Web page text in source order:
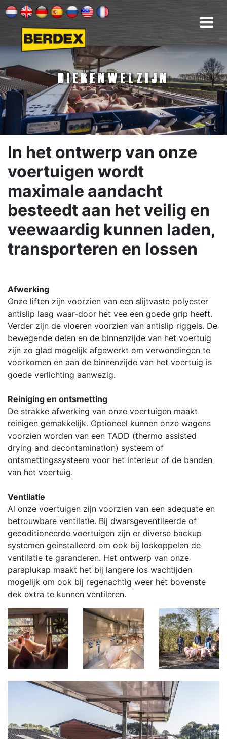
Dierenwelzijn
In het ontwerp van onze
voertuigen wordt
maximale aandacht
besteedt aan het veilig en
veewaardig kunnen laden,
transporteren en lossen
Afwerking
Onze liften zijn voorzien van een slijtvaste polyester
antislip laag waar-door het vee een goede grip heeft.
Verder zijn de vloeren voorzien van antislip riggels. De
bewegende delen en de binnenzijde van het voertuig
zijn zo glad mogelijk afgewerkt om verwondingen te
voorkomen en aan de binnenzijde van het voertuig is
goede verlichting aanwezig.
Reiniging en ontsmetting
De strakke afwerking van onze voertuigen maakt
reinigen gemakkelijk. Optioneel kunnen onze wagens
voorzien worden van een TADD (thermo assisted
drying and decontamination) systeem of
ontsmettingssysteem voor het interieur of de banden
van het voertuig.
Ventilatie
Al onze voertuigen zijn voorzien van een adequate en
betrouwbare ventilatie. Bij dwarsgeventileerde of
gecoditioneerde voertuigen zijn er diverse backup
systemen geinstalleerd om ook bij loskoppelen de
ventilatie te garanderen. Het ontwerp van onze
paraplukap maakt het bij langere los wachtijden
mogelijk om ook bij regenachtig weer het bovenste
dek extra te kunnen ventileren.